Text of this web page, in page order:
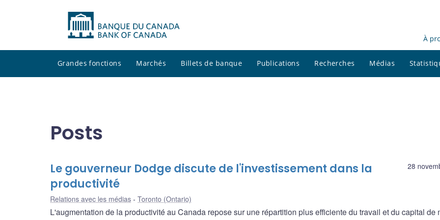
À
Grandes fonctions Marchés Billets de banque Publications Recherches Médias
Posts
28
Le gouverneur Dodge discute de l'investissement dans la
productivité
Relations avec les médias Toronto (Ontario)
L'augmentation de la productivité au Canada repose sur une répartition plus efficiente du travail et du capital de